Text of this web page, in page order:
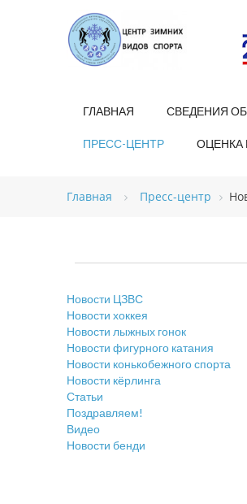
ГЛАВНАЯ СВЕДЕНИЯ
ПРЕСС-ЦЕНТР ОЦЕНКА
Главная Пресс-центр
Новости ЦЗВС
Новости хоккея
Новости лыжных гонок
Новости фигурного катания
Новости конькобежного спорта
Новости кёрлинга
Статьи
Поздравляем!
Видео
Новости бенди